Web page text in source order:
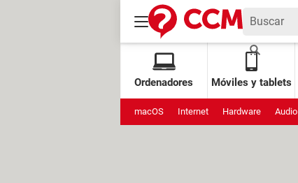
Ordenadores Móviles y tablets
macOS Internet Hardware Audio